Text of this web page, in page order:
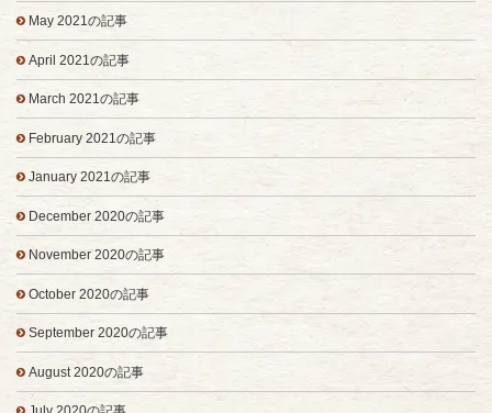
May 2021の記事
April 2021の記事
March 2021の記事
February 2021の記事
January 2021の記事
December 2020の記事
November 2020の記事
October 2020の記事
September 2020の記事
August 2020の記事